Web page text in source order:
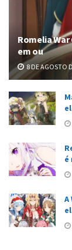
Romelia
em ou
8 DE AGOSTO
é
A